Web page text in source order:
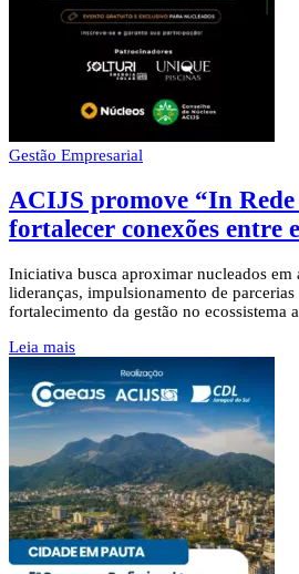
Gestão Empresarial
ACIJS promove “In
fortalecer conexões entre
Iniciativa busca aproximar nucleados em
lideranças, impulsionamento de parcerias
fortalecimento da gestão no ecossistema
Leia mais